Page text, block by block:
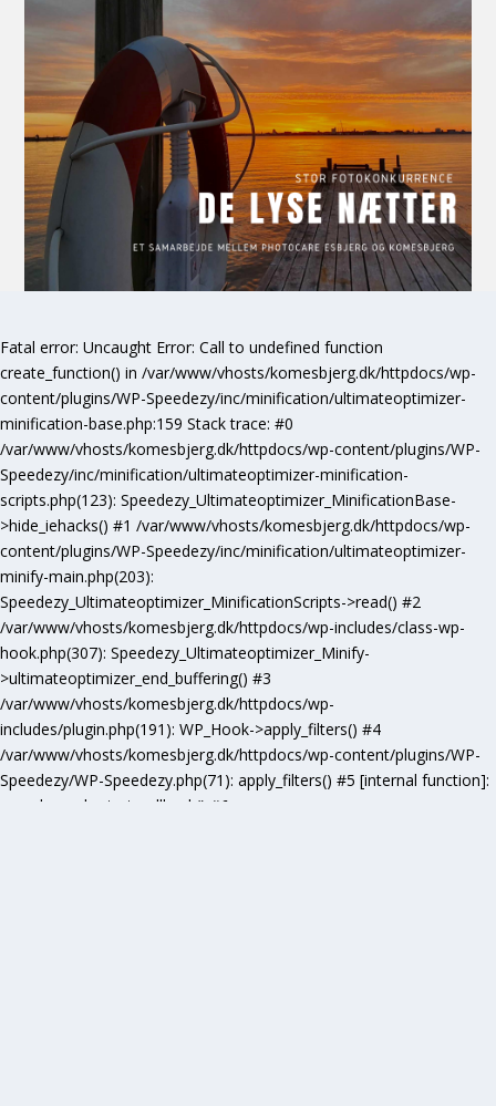
Fatal error: Uncaught Error: Call to undefined function
create_function() in /var/www/vhosts/komesbjerg.dk/httpdocs/wp-
content/plugins/WP-Speedezy/inc/minification/ultimateoptimizer-
minification-base.php:159 Stack trace: #0
/var/www/vhosts/komesbjerg.dk/httpdocs/wp-content/plugins/WP-
Speedezy/inc/minification/ultimateoptimizer-minification-
scripts.php(123): Speedezy_Ultimateoptimizer_MinificationBase-
>hide_iehacks() #1 /var/www/vhosts/komesbjerg.dk/httpdocs/wp-
content/plugins/WP-Speedezy/inc/minification/ultimateoptimizer-
minify-main.php(203):
Speedezy_Ultimateoptimizer_MinificationScripts->read() #2
/var/www/vhosts/komesbjerg.dk/httpdocs/wp-includes/class-wp-
hook.php(307): Speedezy_Ultimateoptimizer_Minify-
>ultimateoptimizer_end_buffering() #3
/var/www/vhosts/komesbjerg.dk/httpdocs/wp-
includes/plugin.php(191): WP_Hook->apply_filters() #4
/var/www/vhosts/komesbjerg.dk/httpdocs/wp-content/plugins/WP-
Speedezy/WP-Speedezy.php(71): apply_filters() #5 [internal function]:
speedezy_ob_start_callback() #6